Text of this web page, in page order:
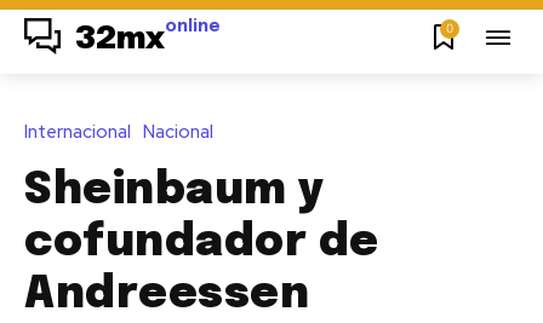
32mxonline 0
Internacional Nacional
Sheinbaum y
cofundador de
Andreessen